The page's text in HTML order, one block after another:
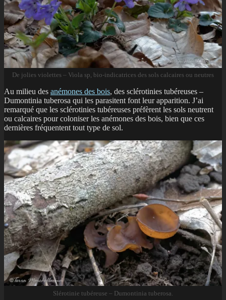
De jolies violettes – Viola sp, bio-indicatrices des sols calcaires ou neutres
Au milieu des anémones des bois, des sclérotinies tubéreuses –
Dumontinia tuberosa qui les parasitent font leur apparition. J’ai
remarqué que les sclérotinies tubéreuses préfèrent les sols neutrent
ou calcaires pour coloniser les anémones des bois, bien que ces
dernières fréquentent tout type de sol.
Slérotinie tubéreuse – Dumontinia tuberosa.